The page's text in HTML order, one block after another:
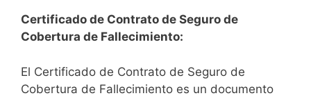
Certificado de Contrato de Seguro de
Cobertura de Fallecimiento:
El Certificado de Contrato de Seguro de
Cobertura de Fallecimiento es un documento